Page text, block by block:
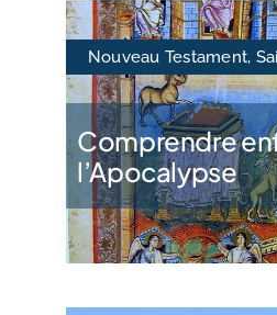
Nouveau Testament,
Comprendre
l’Apocalypse